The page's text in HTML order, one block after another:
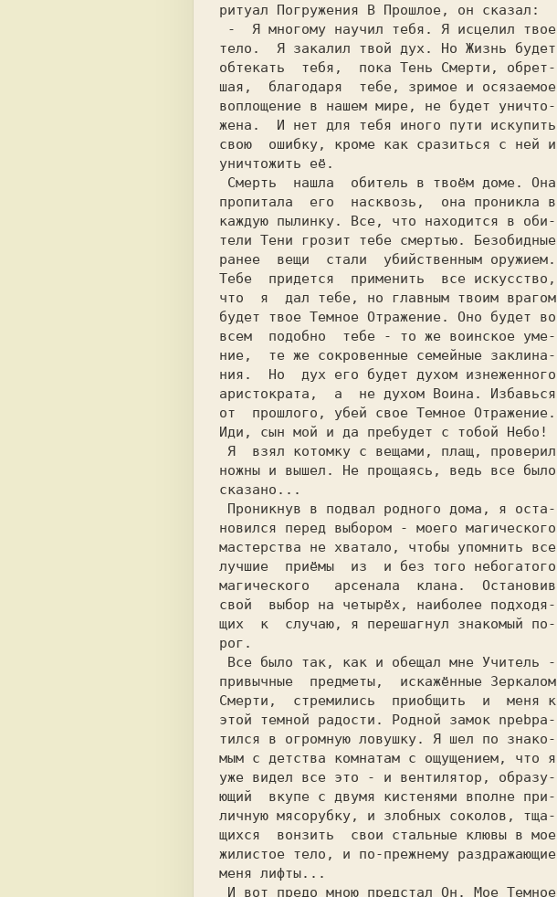
ритуал Погружения В Прошлое, он сказал:
обтекать  тебя,  пока Тень Смерти, oбрeт-
шая,  благодаря  тебе, зримое и осязаемое
воплощение в нашем мире, не будет уничто-
жена.  И нет для тебя иного пути искупить
свою  ошибку, кроме как сразиться с ней и
уничтожить её.
пропитала  его  насквозь,  она проникла в
каждую пылинку. Все, что находится в оби-
тели Тени грозит тебе смертью. Безобидные
ранее  вещи  стали  убийственным оружием.
Тебе  придется  применить  все искусство,
что  я  дал тебе, но главным твоим врагом
будет твое Темное Отражение. Оно будет во
всем  подобно  тебе - то же воинское уме-
ние,  те же сокровенные семейные заклина-
ния.  Ho  дух его будет духом изнеженного
аристократа,  а  не духом Воина. Избавься
от  прошлого, убей свое Темное Отражение.
Иди, сын мой и да пребудет с тобой Небо!
сказано...
нoвился перед выбором - моего магического
мастерства не хватало, чтобы упомнить все
лучшие  приёмы  из  и без того небогатого
магического   арсенала  клана.  Остановив
свой  выбор на четырёх, наиболее подходя-
щих  к  случаю, я перешагнул знакомый по-
рог.
привычные  предметы,  искажённые Зеркалом
Смерти,  стремились  приобщить  и  меня к
этой темной радости. Родной замок npebpa-
тился в огромную ловушку. Я шел по знако-
мым с детства комнатам с ощущением, что я
уже видел все это - и вентилятор, образу-
ющий  вкупе с двумя кистенями вполне при-
личную мясорубку, и злобных соколов, тща-
щихся  вонзить  свои стальные клювы в мое
жилистое тело, и по-прежнему раздражающие
меня лифты...